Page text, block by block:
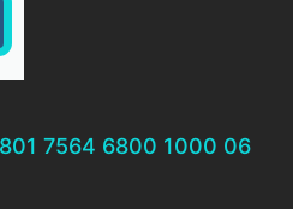
7564 6800 1000 06